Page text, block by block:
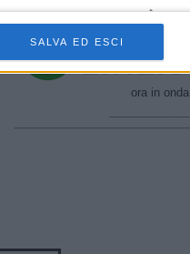
SALVA ED ESCI
ora in onda